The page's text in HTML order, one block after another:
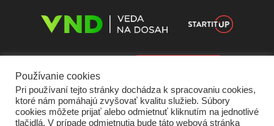
Používanie cookies
Pri používaní tejto stránky dochádza k spracovaniu cookies,
ktoré nám pomáhajú zvyšovať kvalitu služieb. Súbory
cookies môžete prijať alebo odmietnuť kliknutím na jednotlivé
tlačidlá. V prípade odmietnutia bude táto webová stránka